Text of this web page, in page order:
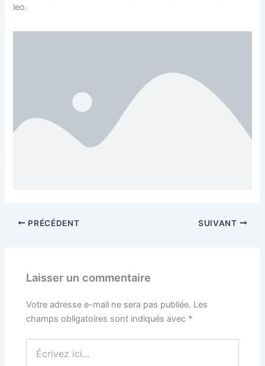
leo.
PRÉCÉDENT SUIVANT
Laisser un commentaire
Votre adresse e-mail ne sera pas publiée. Les
champs obligatoires sont indiqués avec *
ici…